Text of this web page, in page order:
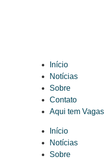
Início
Notícias
Sobre
Contato
Aqui tem
Início
Notícias
Sobre